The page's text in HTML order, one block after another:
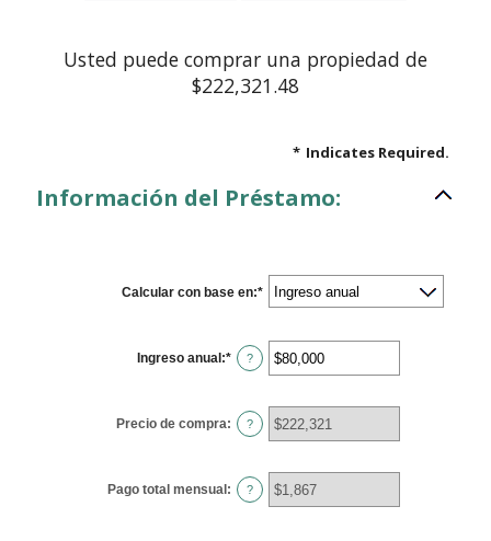
Usted puede comprar una propiedad de
$222,321.48
* Indicates Required.
Información del Préstamo:
Calcular con base en:*
Ingreso anual:* Enter
an
between
$0
and
?
Precio de compra: ?
Pago total mensual: ?